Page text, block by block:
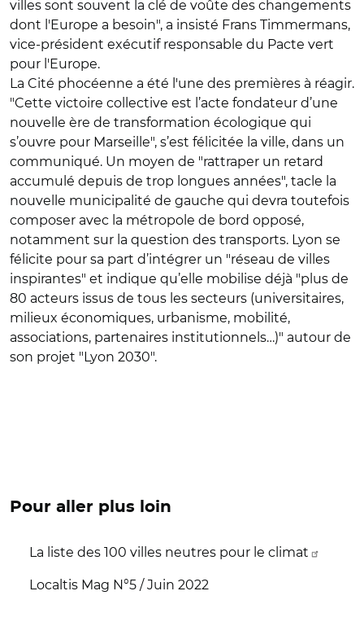
villes sont souvent la clé de voûte des changements
dont l'Europe a besoin", a insisté Frans Timmermans,
vice-président exécutif responsable du Pacte vert
pour l'Europe.
La Cité phocéenne a été l'une des premières à réagir.
"Cette victoire collective est l’acte fondateur d’une
nouvelle ère de transformation écologique qui
s’ouvre pour Marseille", s’est félicitée la ville, dans un
communiqué. Un moyen de "rattraper un retard
accumulé depuis de trop longues années", tacle la
nouvelle municipalité de gauche qui devra toutefois
composer avec la métropole de bord opposé,
notamment sur la question des transports. Lyon se
félicite pour sa part d’intégrer un "réseau de villes
inspirantes" et indique qu’elle mobilise déjà "plus de
80 acteurs issus de tous les secteurs (universitaires,
milieux économiques, urbanisme, mobilité,
associations, partenaires institutionnels…)" autour de
son projet "Lyon 2030".
Pour aller plus loin
La liste des 100 villes neutres pour le climat
Localtis Mag N°5 / Juin 2022